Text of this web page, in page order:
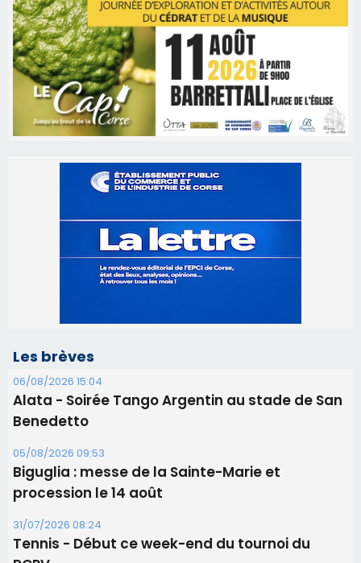
06/08/2026 15:04
Alata - Soirée Tango Argentin au stade de San
Biguglia : messe de la Sainte-Marie et
procession le 14 août
31/07/2026 08:24
Tennis - Début ce week-end du tournoi du
RCPV
31/07/2026 08:22
82ème anniversaire de la disparition du
Commandant Antoine de Saint Exupery
30/07/2026 10:16
Lecci : I Messageri en concert gratuit jeudi soir